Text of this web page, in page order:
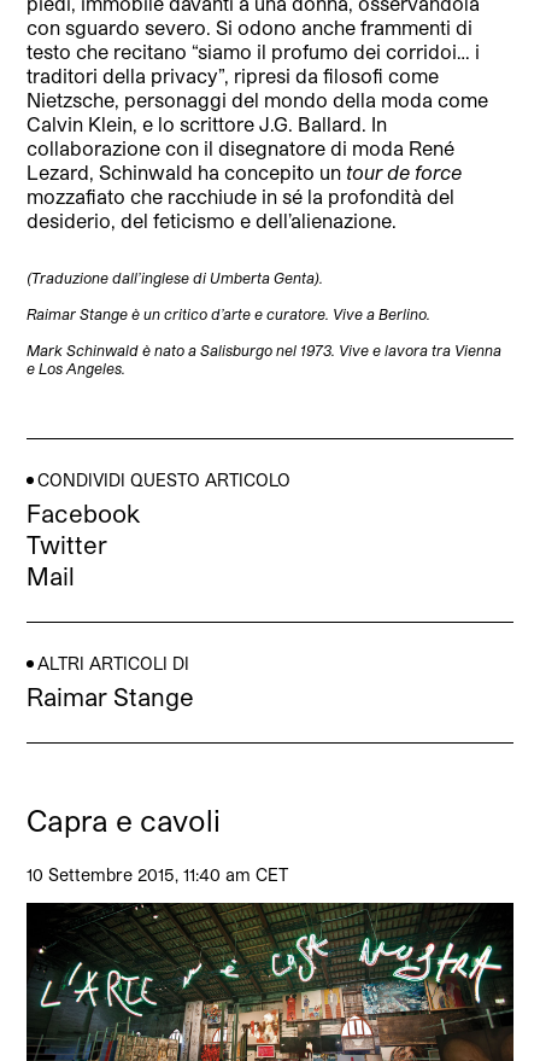
con sguardo severo. Si odono anche frammenti di
testo che recitano “siamo il profumo dei corridoi… i
traditori della privacy”, ripresi da filosofi come
Nietzsche, personaggi del mondo della moda come
Calvin Klein, e lo scrittore J.G. Ballard. In
collaborazione con il disegnatore di moda René
Lezard, Schinwald ha concepito un tour de force
mozzafiato che racchiude in sé la profondità del
desiderio, del feticismo e dell’alienazione.
(Traduzione dall’inglese di Umberta Genta).
Raimar Stange è un critico d’arte e curatore. Vive a Berlino.
Mark Schinwald è nato a Salisburgo nel 1973. Vive e lavora tra Vienna
e Los Angeles.
CONDIVIDI QUESTO ARTICOLO
Facebook
Twitter
Mail
ALTRI ARTICOLI DI
Raimar Stange
Capra e cavoli
10 Settembre 2015, 11:40 am CET